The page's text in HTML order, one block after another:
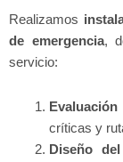
Realizamos
de emergencia,
servicio:
críticas y
Diseño